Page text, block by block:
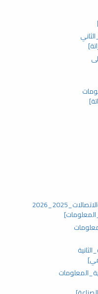
[#مسابقة_هواوي_لتقنية_المعلومات_والاتصالات_2025_2026